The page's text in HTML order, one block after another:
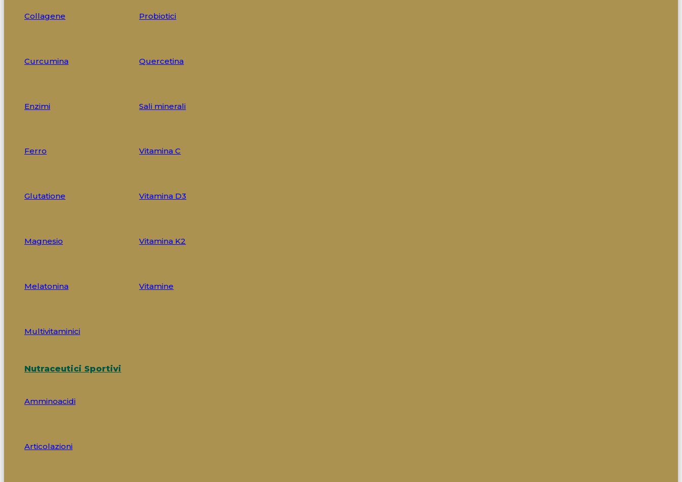
Collagene
Curcumina
Enzimi
Ferro
Glutatione
Magnesio
Melatonina
Multivitaminici
Probiotici
Quercetina
Sali minerali
Vitamina C
Vitamina D3
Vitamina K2
Vitamine
Nutraceutici Sportivi
Amminoacidi
Articolazioni